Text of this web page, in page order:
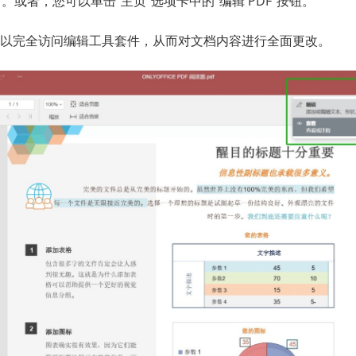
完全访问编辑工具套件，从而对文档内容进行全面更改。